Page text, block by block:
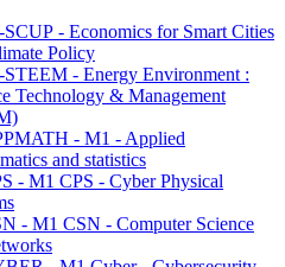
- Economics for Smart Cities
Policy
- Energy Environment :
Technology & Management
- M1 - Applied
and statistics
- M1 CPS - Cyber Physical
- M1 CSN - Computer Science